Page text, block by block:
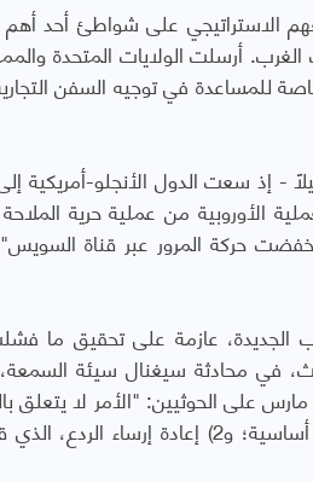
الاستراتيجي على شواطئ أحد
أرسلت الولايات المتحدة
للمساعدة في توجيه السفن
- إذ سعت الدول الأنجلو-
الأوروبية من عملية حرية
حركة المرور عبر قناة
الجديدة، عازمة على تحقيق ما
في محادثة سيغنال سيئة
على الحوثيين: "الأمر لا يتعلق
"أرى الأمر شيئين: 1) استعادة حرية الملاحة، وهي مصلحة وطنية